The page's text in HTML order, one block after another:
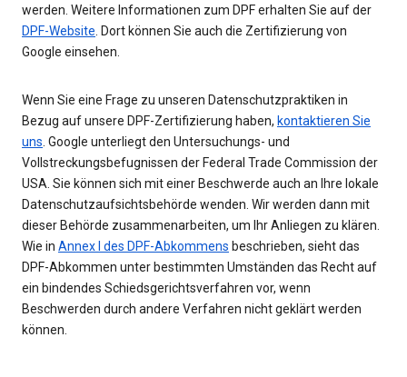
werden. Weitere Informationen zum DPF erhalten Sie auf der
DPF-Website. Dort können Sie auch die Zertifizierung von
Google einsehen.
Wenn Sie eine Frage zu unseren Datenschutzpraktiken in
Bezug auf unsere DPF-Zertifizierung haben, kontaktieren Sie
uns. Google unterliegt den Untersuchungs- und
Vollstreckungsbefugnissen der Federal Trade Commission der
USA. Sie können sich mit einer Beschwerde auch an Ihre lokale
Datenschutzaufsichtsbehörde wenden. Wir werden dann mit
dieser Behörde zusammenarbeiten, um Ihr Anliegen zu klären.
Wie in Annex I des DPF-Abkommens beschrieben, sieht das
DPF-Abkommen unter bestimmten Umständen das Recht auf
ein bindendes Schiedsgerichtsverfahren vor, wenn
Beschwerden durch andere Verfahren nicht geklärt werden
können.